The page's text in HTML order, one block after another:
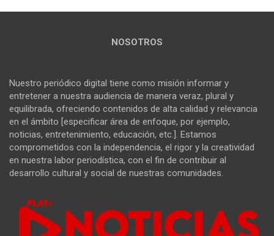
NOSOTROS
Nuestro periódico digital tiene como misión informar y
entretener a nuestra audiencia de manera veraz, plural y
equilibrada, ofreciendo contenidos de alta calidad y relevancia
en el ámbito [especificar área de enfoque, por ejemplo,
noticias, entretenimiento, educación, etc.]. Estamos
comprometidos con la independencia, el rigor y la creatividad
en nuestra labor periodística, con el fin de contribuir al
desarrollo cultural y social de nuestras comunidades.